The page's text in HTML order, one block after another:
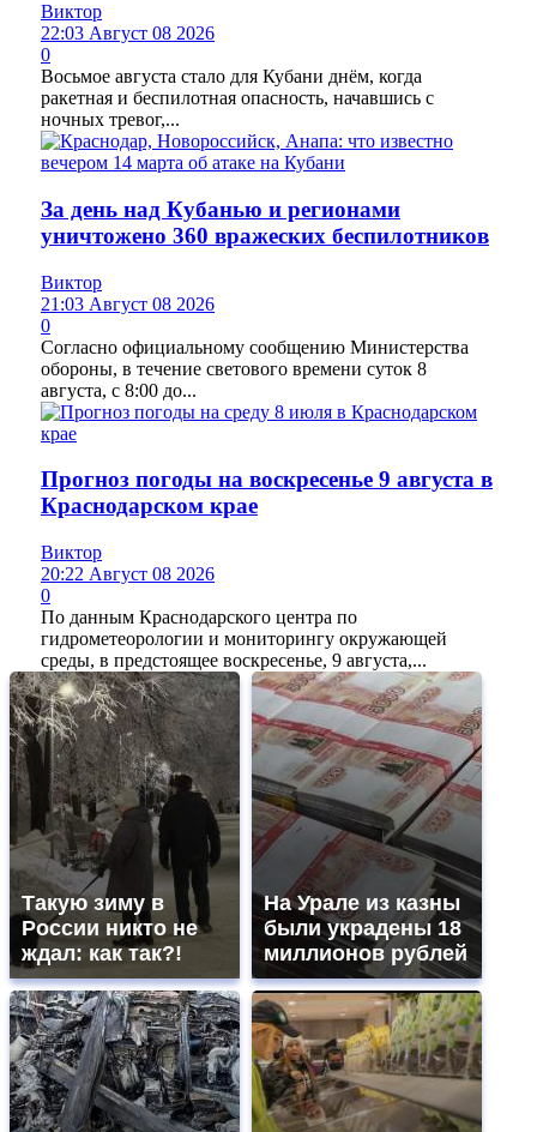
Виктор
22:03 Август 08 2026
0
Восьмое августа стало для Кубани днём, когда
ракетная и беспилотная опасность, начавшись с
ночных тревог,...
За день над Кубанью и регионами
уничтожено 360 вражеских беспилотников
Виктор
21:03 Август 08 2026
0
Согласно официальному сообщению Министерства
обороны, в течение светового времени суток 8
августа, с 8:00 до...
Прогноз погоды на воскресенье 9 августа в
Краснодарском крае
Виктор
20:22 Август 08 2026
0
По данным Краснодарского центра по
гидрометеорологии и мониторингу окружающей
среды, в предстоящее воскресенье, 9 августа,...
Такую зиму в
России никто не
ждал: как так?!
На Урале из казны
были украдены 18
миллионов рублей